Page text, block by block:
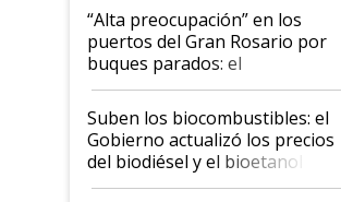
“Alta preocupación” en los
puertos del Gran Rosario por
buques parados: el
funcionamiento de las
exportadoras en tensión tras
la medida de fuerza de los
prácticos
Suben los biocombustibles: el
Gobierno actualizó los precios
del biodiésel y el bioetanol